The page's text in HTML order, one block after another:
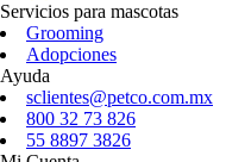
Servicios para mascotas
Grooming
Adopciones
Ayuda
sclientes@petco.com.mx
800 32 73 826
55 8897 3826